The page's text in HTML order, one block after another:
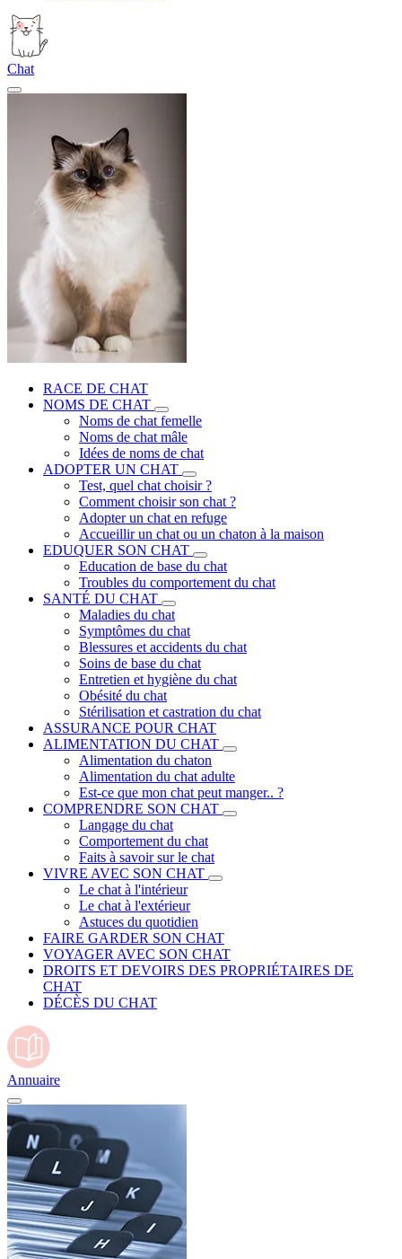
Chat
RACE DE CHAT
NOMS DE CHAT
Noms de chat femelle
Noms de chat mâle
Idées de noms de chat
ADOPTER UN CHAT
Test, quel chat choisir ?
Comment choisir son chat ?
Adopter un chat en refuge
Accueillir un chat ou un chaton à la maison
EDUQUER SON CHAT
Education de base du chat
Troubles du comportement du chat
SANTÉ DU CHAT
Maladies du chat
Symptômes du chat
Blessures et accidents du chat
Soins de base du chat
Entretien et hygiène du chat
Obésité du chat
Stérilisation et castration du chat
ASSURANCE POUR CHAT
ALIMENTATION DU CHAT
Alimentation du chaton
Alimentation du chat adulte
Est-ce que mon chat peut manger.. ?
COMPRENDRE SON CHAT
Langage du chat
Comportement du chat
Faits à savoir sur le chat
VIVRE AVEC SON CHAT
Le chat à l'intérieur
Le chat à l'extérieur
Astuces du quotidien
FAIRE GARDER SON CHAT
VOYAGER AVEC SON CHAT
DROITS ET DEVOIRS DES PROPRIÉTAIRES DE
CHAT
DÉCÈS DU CHAT
Annuaire